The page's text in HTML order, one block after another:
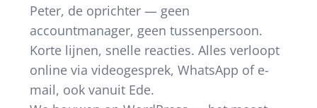
Peter, de oprichter — geen
accountmanager, geen tussenpersoon.
Korte lijnen, snelle reacties. Alles verloopt
online via videogesprek, WhatsApp of e-
mail, ook vanuit Ede.